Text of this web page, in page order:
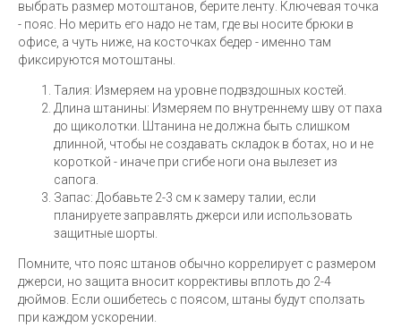
выбрать размер мотоштанов, берите ленту. Ключевая точка
- пояс. Но мерить его надо не там, где вы носите брюки в
офисе, а чуть ниже, на косточках бедер - именно там
фиксируются мотоштаны.
Талия: Измеряем на уровне подвздошных костей.
Длина штанины: Измеряем по внутреннему шву от паха
до щиколотки. Штанина не должна быть слишком
длинной, чтобы не создавать складок в ботах, но и не
короткой - иначе при сгибе ноги она вылезет из
сапога.
Запас: Добавьте 2-3 см к замеру талии, если
планируете заправлять джерси или использовать
защитные шорты.
Помните, что пояс штанов обычно коррелирует с размером
джерси, но защита вносит коррективы вплоть до 2-4
дюймов. Если ошибетесь с поясом, штаны будут сползать
при каждом ускорении.